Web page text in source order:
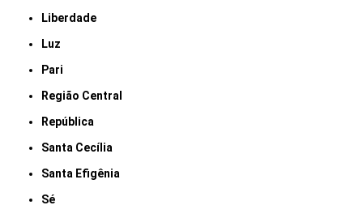
Liberdade
Luz
Pari
Região Central
República
Santa Cecília
Santa Efigênia
Sé